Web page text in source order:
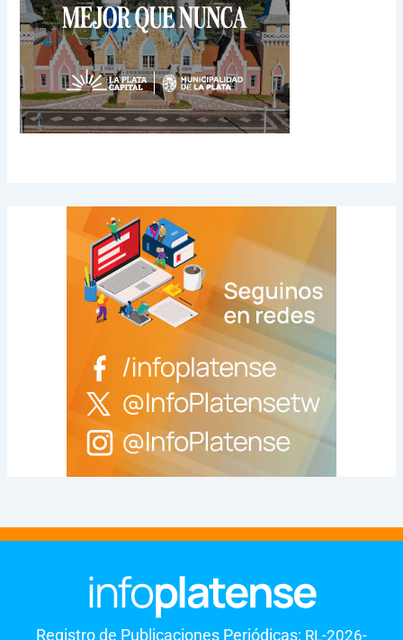
Registro de Publicaciones Periódicas: RL-2026-